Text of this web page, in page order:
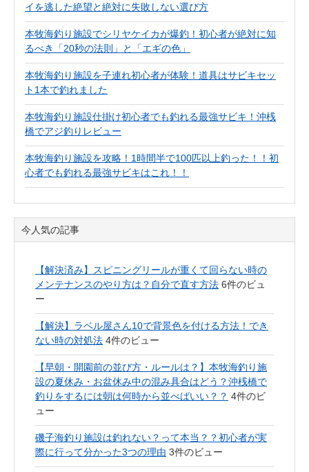
イを逃した絶望と絶対に失敗しない選び方
本牧海釣り施設でシリヤケイカが爆釣！初心者が絶対に知
るべき「20秒の法則」と「エギの色」
本牧海釣り施設を子連れ初心者が体験！道具はサビキセッ
ト1本で釣れました
本牧海釣り施設仕掛け初心者でも釣れる最強サビキ！沖桟
橋でアジ釣りレビュー
本牧海釣り施設を攻略！1時間半で100匹以上釣った！！初
心者でも釣れる最強サビキはこれ！！
今人気の記事
【解決済み】スピニングリールが重くて回らない時の
メンテナンスのやり方は？自分で直す方法 6件のビュ
ー
【解決】ラベル屋さん10で背景色を付ける方法！でき
ない時の対処法 4件のビュー
【早朝・開園前の並び方・ルールは？】本牧海釣り施
設の夏休み・お盆休み中の混み具合はどう？沖桟橋で
釣りをするには朝は何時から並べばいい？？ 4件のビ
ュー
磯子海釣り施設は釣れない？って本当？？初心者が実
際に行って分かった3つの理由 3件のビュー